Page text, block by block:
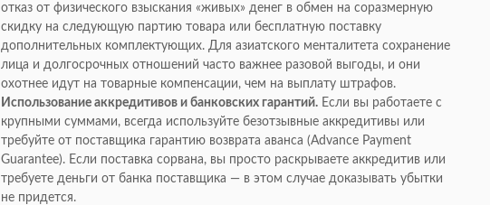
отказ от физического взыскания «живых» денег в обмен на соразмерную
скидку на следующую партию товара или бесплатную поставку
дополнительных комплектующих. Для азиатского менталитета сохранение
лица и долгосрочных отношений часто важнее разовой выгоды, и они
охотнее идут на товарные компенсации, чем на выплату штрафов.
Использование аккредитивов и банковских гарантий. Если вы работаете с
крупными суммами, всегда используйте безотзывные аккредитивы или
требуйте от поставщика гарантию возврата аванса (Advance Payment
Guarantee). Если поставка сорвана, вы просто раскрываете аккредитив или
требуете деньги от банка поставщика — в этом случае доказывать убытки
не придется.